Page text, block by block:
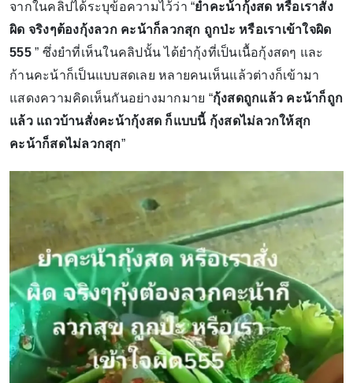
จากในคลิปได้ระบุข้อความไว้ว่า “ยำคะน้ากุ้งสด หรือเราสั่ง
ผิด จริงๆต้องกุ้งลวก คะน้าก็ลวกสุก ถูกป่ะ หรือเราเข้าใจผิด
555 ” ซึ่งยำที่เห็นในคลิปนั้น ได้ยำกุ้งที่เป็นเนื้อกุ้งสดๆ และ
ก้านคะน้าก็เป็นแบบสดเลย หลายคนเห็นแล้วต่างก็เข้ามา
แสดงความคิดเห็นกันอย่างมากมาย “กุ้งสดถูกแล้ว คะน้าก็ถูก
แล้ว แถวบ้านสั่งคะน้ากุ้งสด ก็แบบนี้ กุ้งสดไม่ลวกให้สุก
คะน้าก็สดไม่ลวกสุก”